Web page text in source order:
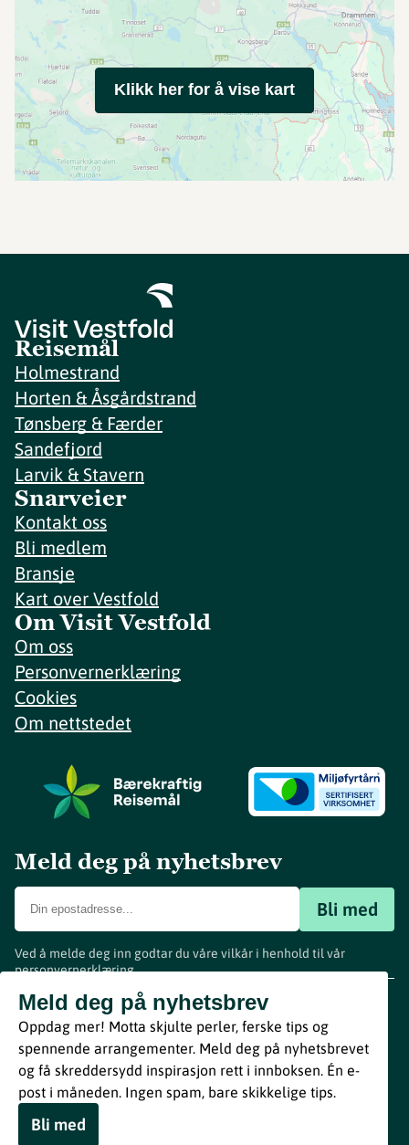
Klikk her for å vise kart
Reisemål
Holmestrand
Horten & Åsgårdstrand
Tønsberg & Færder
Sandefjord
Larvik & Stavern
Snarveier
Kontakt oss
Bli medlem
Bransje
Kart over Vestfold
Om Visit Vestfold
Om oss
Personvernerklæring
Cookies
Om nettstedet
Meld deg på nyhetsbrev
Bli med
Ved å melde deg inn godtar du våre vilkår i henhold til vår
personvernerklæring.
Meld deg på nyhetsbrev
Oppdag mer! Motta skjulte perler, ferske tips og
spennende arrangementer. Meld deg på nyhetsbrevet
og få skreddersydd inspirasjon rett i innboksen. Én e-
post i måneden. Ingen spam, bare skikkelige tips.
Bli med
www.visitvestfold.com
Turistinformasjon
Vestfold Fylkeskommune
ByBreakfast